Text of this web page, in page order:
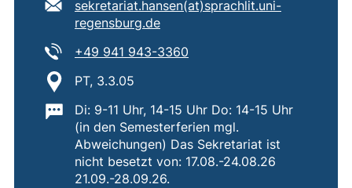
E-Mail Adresse:
sekretariat.hansen​(at)​sprachlit.uni-
regensburg.de(öffnet Ihr E-Mail-Programm)
Tel:
+49 941 943-3360
Standort:
PT, 3.3.05
Wichtige Informationen:
Di: 9-11 Uhr, 14-15 Uhr Do: 14-15 Uhr
(in den Semesterferien mgl.
Abweichungen) Das Sekretariat ist
nicht besetzt von: 17.08.-24.08.26
21.09.-28.09.26.